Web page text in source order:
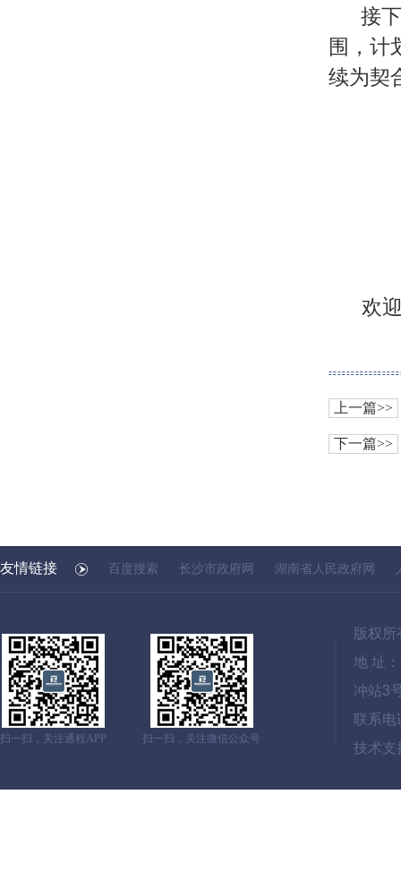
接
围，计
续为契
欢
上一篇>>
下一篇>>
友情链接 百度搜索 长沙市政府网 湖南省人民政府网
扫一扫，关注通程APP 扫一扫，关注微信公众号
版权
地 址
冲站3
联系电
技术支